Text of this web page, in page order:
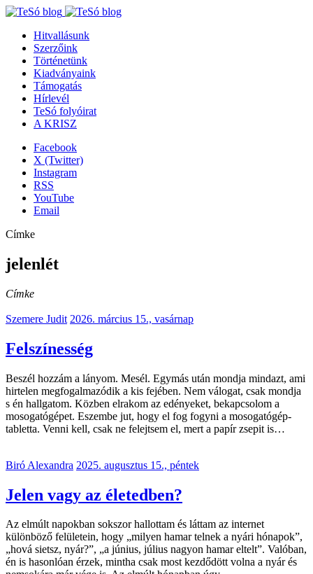
Hitvallásunk
Szerzőink
Történetünk
Kiadványaink
Támogatás
Hírlevél
TeSó folyóirat
A KRISZ
Facebook
X (Twitter)
Instagram
RSS
YouTube
Email
Címke
jelenlét
Címke
Szemere Judit 2026. március 15., vasárnap
Felszínesség
Beszél hozzám a lányom. Mesél. Egymás után mondja mindazt, ami
hirtelen megfogalmazódik a kis fejében. Nem válogat, csak mondja
s én hallgatom. Közben elrakom az edényeket, bekapcsolom a
mosogatógépet. Eszembe jut, hogy el fog fogyni a mosogatógép-
tabletta. Venni kell, csak ne felejtsem el, mert a papír zsepit is…
Biró Alexandra 2025. augusztus 15., péntek
Jelen vagy az életedben?
Az elmúlt napokban sokszor hallottam és láttam az internet
különböző felületein, hogy „milyen hamar telnek a nyári hónapok”,
„hová sietsz, nyár?”, „a június, július nagyon hamar eltelt”. Valóban,
én is hasonlóan érzek, mintha csak most kezdődött volna a nyár és